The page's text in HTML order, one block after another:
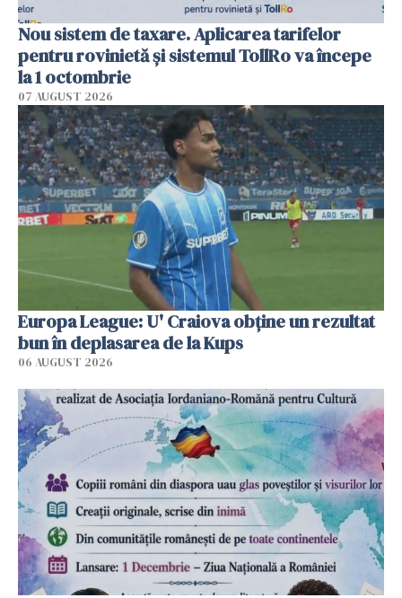
Nou sistem de taxare. Aplicarea tarifelor
pentru rovinietă şi sistemul TollRo va începe
la 1 octombrie
07 AUGUST 2026
Europa League: U' Craiova obține un rezultat
bun în deplasarea de la Kups
06 AUGUST 2026